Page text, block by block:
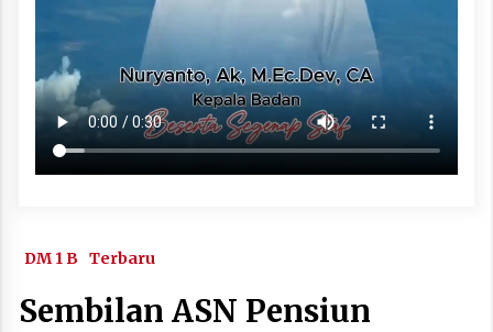
DM 1 B Terbaru
Sembilan ASN Pensiun